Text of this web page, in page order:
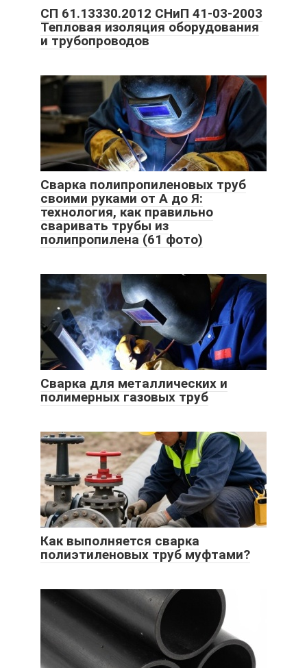
СП 61.13330.2012 СНиП 41-03-2003
Тепловая изоляция оборудования
и трубопроводов
Сварка полипропиленовых труб
своими руками от А до Я:
технология, как правильно
сваривать трубы из
полипропилена (61 фото)
Сварка для металлических и
полимерных газовых труб
Как выполняется сварка
полиэтиленовых труб муфтами?